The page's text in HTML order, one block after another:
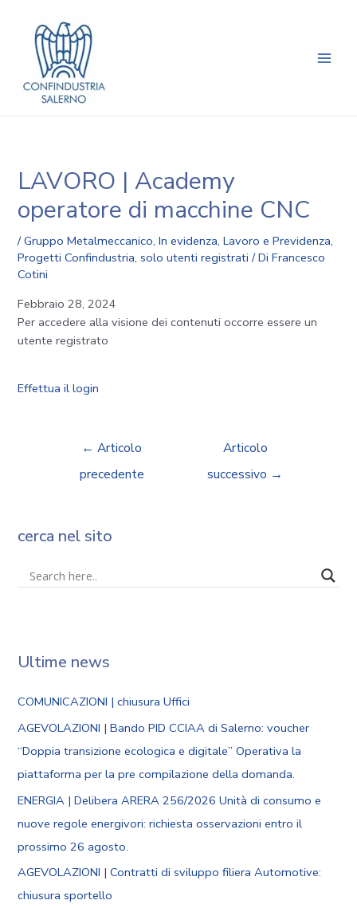
contenuto
LAVORO | Academy
operatore di macchine CNC
/Gruppo Metalmeccanico,In evidenza,Lavoro e Previdenza,
Progetti Confindustria,solo utenti registrati / DiFrancesco
Cotini
Febbraio 28, 2024
Per accedere alla visione dei contenuti occorre essere un
utente registrato
Effettua il login
articoli
← Articolo
precedente
Articolo
successivo →
cerca nel sito
Ultime news
COMUNICAZIONI | chiusura Uffici
AGEVOLAZIONI | Bando PID CCIAA di Salerno: voucher
“Doppia transizione ecologica e digitale” Operativa la
piattaforma per la pre compilazione della domanda.
ENERGIA | Delibera ARERA 256/2026 Unità di consumo e
nuove regole energivori: richiesta osservazioni entro il
prossimo 26 agosto.
AGEVOLAZIONI | Contratti di sviluppo filiera Automotive:
chiusura sportello